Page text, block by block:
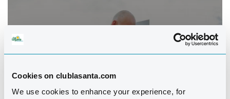
Cookies on clublasanta.com
We use cookies to enhance your experience, for